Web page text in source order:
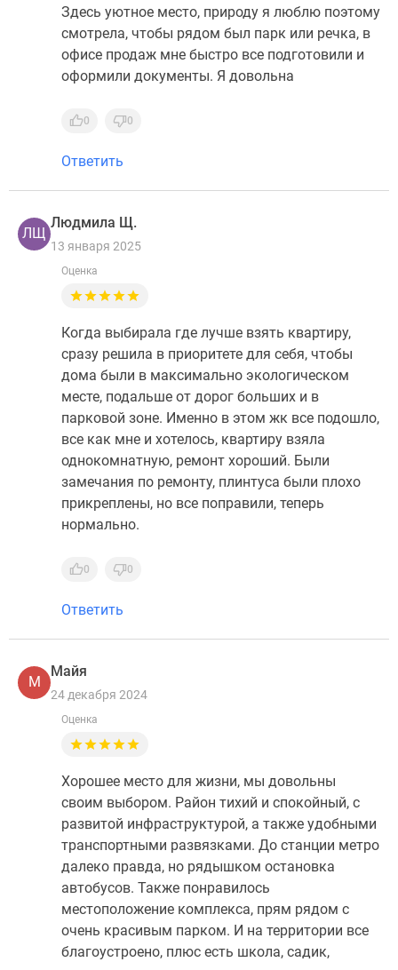
Здесь уютное место, природу я люблю поэтому
смотрела, чтобы рядом был парк или речка, в
офисе продаж мне быстро все подготовили и
оформили документы. Я довольна
0 0
Ответить
ЛЩ
Людмила Щ.
13 января 2025
Оценка
Когда выбирала где лучше взять квартиру,
сразу решила в приоритете для себя, чтобы
дома были в максимально экологическом
месте, подальше от дорог больших и в
парковой зоне. Именно в этом жк все подошло,
все как мне и хотелось, квартиру взяла
однокомнатную, ремонт хороший. Были
замечания по ремонту, плинтуса были плохо
прикреплены, но все поправили, теперь
нормально.
0 0
Ответить
М
Майя
24 декабря 2024
Оценка
Хорошее место для жизни, мы довольны
своим выбором. Район тихий и спокойный, с
развитой инфраструктурой, а также удобными
транспортными развязками. До станции метро
далеко правда, но рядышком остановка
автобусов. Также понравилось
местоположение комплекса, прям рядом с
очень красивым парком. И на территории все
благоустроено, плюс есть школа, садик,